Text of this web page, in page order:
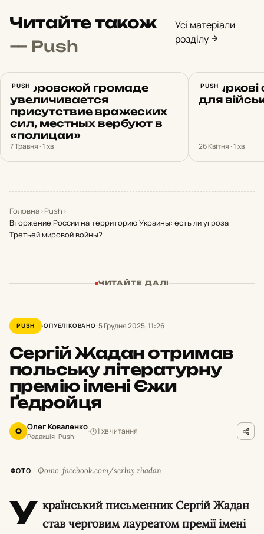
Читайте також
— Push
Усі матеріали
розділу
PUSH
В Боровской громаде
увеличивается
присутствие вражеских
сил, местных вербуют в
«полицаи»
7 Травня · 1 хв
PUSH
У
для
26 Квітня · 1 хв
Головна›Push ›
Вторжение России на территорию Украины: есть ли угроза
Третьей мировой войны?
ЧИТАЙТЕ ДАЛІ
PUSH ОПУБЛІКОВАНО 5 Грудня 2025, 11:26
Сергій Жадан отримав
польську літературну
премію імені Єжи
Ґедройця
О Олег Коваленко
Редакція · Push
1 хв читання
ФОТО Фото: facebook.com/serhiy.zhadan
У країнський письменник Сергій Жадан
став черговим лауреатом премії імені